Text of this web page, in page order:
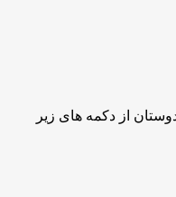
از دکمه های زیر